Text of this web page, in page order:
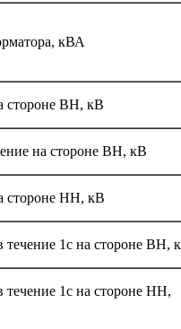
кВА
стороне ВН, кВ
на стороне ВН, кВ
стороне НН, кВ
течение 1с на стороне ВН,
течение 1с на стороне НН,